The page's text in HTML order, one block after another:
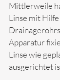
Mittlerweile
Linse mit
Apparatur
Linse wie
ausgerichtet